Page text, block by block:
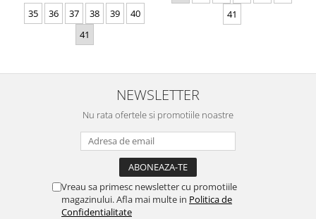
35 36 37 38 39
40
41
41
NEWSLETTER
Nu rata ofertele si promotiile noastre
Vreau sa primesc newsletter cu promotiile
magazinului. Afla mai multe in Politica de
Confidentialitate